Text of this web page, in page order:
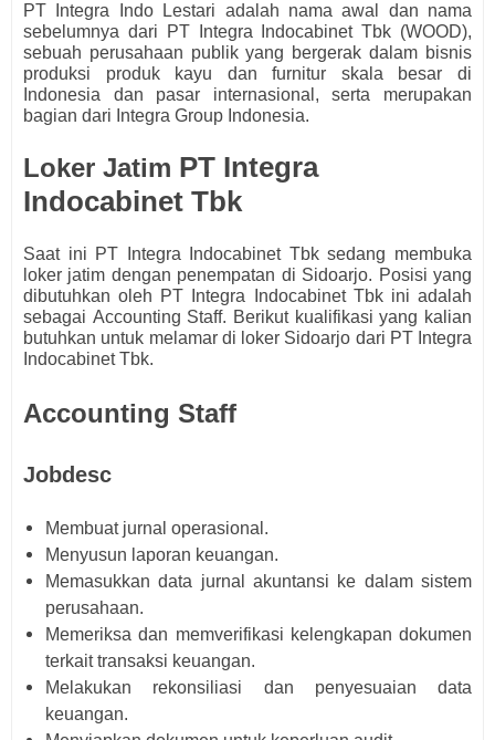
PT Integra Indo Lestari adalah nama awal dan nama
sebelumnya dari PT Integra Indocabinet Tbk (WOOD),
sebuah perusahaan publik yang bergerak dalam bisnis
produksi produk kayu dan furnitur skala besar di
Indonesia dan pasar internasional, serta merupakan
bagian dari Integra Group Indonesia.
Loker Jatim PT Integra
Indocabinet Tbk
Saat ini PT Integra Indocabinet Tbksedang membuka
loker jatim dengan penempatan di Sidoarjo. Posisi yang
dibutuhkan oleh PT Integra Indocabinet Tbk ini adalah
sebagai Accounting Staff. Berikut kualifikasi yang kalian
butuhkan untuk melamar di loker Sidoarjo dari PT Integra
Indocabinet Tbk.
Accounting Staff
Jobdesc
Membuat jurnal operasional.
Menyusun laporan keuangan.
Memasukkan data jurnal akuntansi ke dalam sistem
perusahaan.
Memeriksa dan memverifikasi kelengkapan dokumen
terkait transaksi keuangan.
Melakukan rekonsiliasi dan penyesuaian data
keuangan.